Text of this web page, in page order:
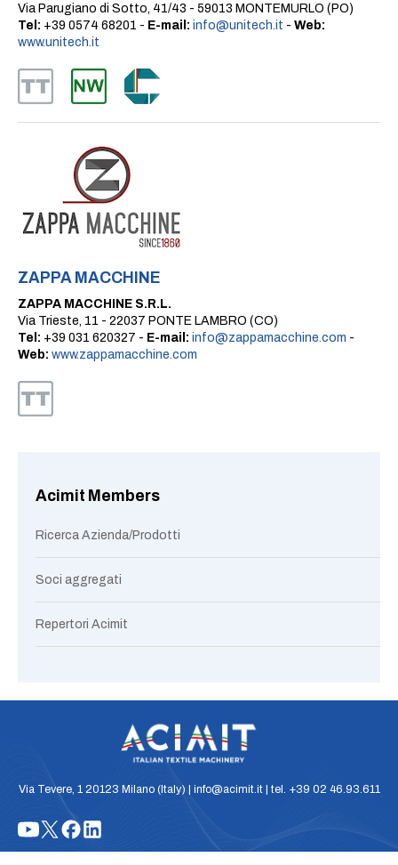
Via Parugiano di Sotto, 41/43 - 59013 MONTEMURLO (PO)
Tel: +39 0574 68201 - E-mail: info@unitech.it - Web:
www.unitech.it
ZAPPA MACCHINE
ZAPPA MACCHINE S.R.L.
Via Trieste, 11 - 22037 PONTE LAMBRO (CO)
Tel: +39 031 620327 - E-mail: info@zappamacchine.com -
Web: www.zappamacchine.com
Acimit Members
Ricerca Azienda/Prodotti
Soci aggregati
Repertori Acimit
Via Tevere, 1 20123 Milano (Italy) | info@acimit.it | tel. +39 02 46.93.611